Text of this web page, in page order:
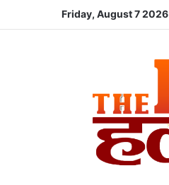
Friday, August 7 2026